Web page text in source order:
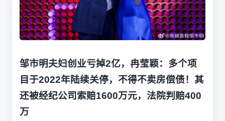
邹市明夫妇创业亏掉2亿，冉莹颖：多个项
目于2022年陆续关停，不得不卖房偿债！其
还被经纪公司索赔1600万元，法院判赔400
万